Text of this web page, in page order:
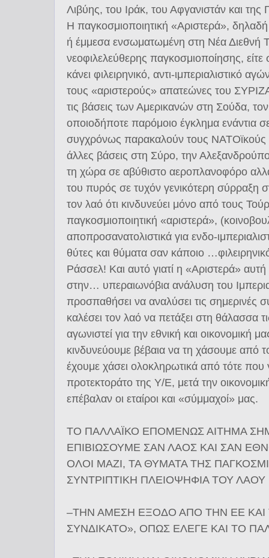
Λιβύης, του Ιράκ, του Αφγανιστάν και της
Η παγκοσμιοποιητική «Αριστερά»,
ή έμμεσα ενσωματωμένη στη Νέα Διεθνή
νεοφιλελεύθερης παγκοσμιοποίησης, είτε
κάνει φιλειρηνικό, αντι-ιμπεριαλιστικό
τους «αριστερούς» απατεώνες του
τις βάσεις των Αμερικανών στη Σούδα,
οποιοδήποτε παρόμοιο έγκλημα ενάντια
συγχρόνως παρακαλούν τους ΝΑΤΟϊκούς
άλλες βάσεις στη Σύρο, την
τη χώρα σε αβύθιστο αεροπλανοφόρο
του πυρός σε τυχόν γενικότερη σύρραξη
τον λαό ότι κινδυνεύει μόνο από τους
παγκοσμιοποιητική «αριστερά»,
αποπροσανατολιστικά για ενδο-
θύτες και θύματα σαν κάποιο
Ράσσελ! Και αυτό γιατί η «Αριστερά» αυτή
στην… υπεραιωνόβια ανάλυση του
προσπαθήσει να αναλύσει τις σημερινές
καλέσει τον λαό να πετάξει στη θάλασσα
αγωνιστεί για την εθνική και οικονομική
κινδυνεύουμε βέβαια να τη χάσουμε από
έχουμε χάσει ολοκληρωτικά από τότε που
προτεκτοράτο της Υ/Ε, μετά την
επέβαλαν οι εταίροι και «σύμμαχοί» μας.
ΤΟ ΠΑΛΛΑΪΚΟ ΕΠΟΜΕΝΩΣ ΑΙΤΗΜΑ
ΕΠΙΒΙΩΣΟΥΜΕ ΣΑΝ ΛΑΟΣ ΚΑΙ ΣΑΝ
ΟΛΟΙ ΜΑΖΙ, ΤΑ ΘΥΜΑΤΑ ΤΗΣ
ΣΥΝΤΡΙΠΤΙΚΗ ΠΛΕΙΟΨΗΦΙΑ ΤΟΥ ΛΑΟΥ
–ΤΗΝ ΑΜΕΣΗ ΕΞΟΔΟ ΑΠΟ ΤΗΝ ΕΕ ΚΑΙ
ΣΥΝΔΙΚΑΤΟ», ΟΠΩΣ ΕΛΕΓΕ ΚΑΙ ΤΟ